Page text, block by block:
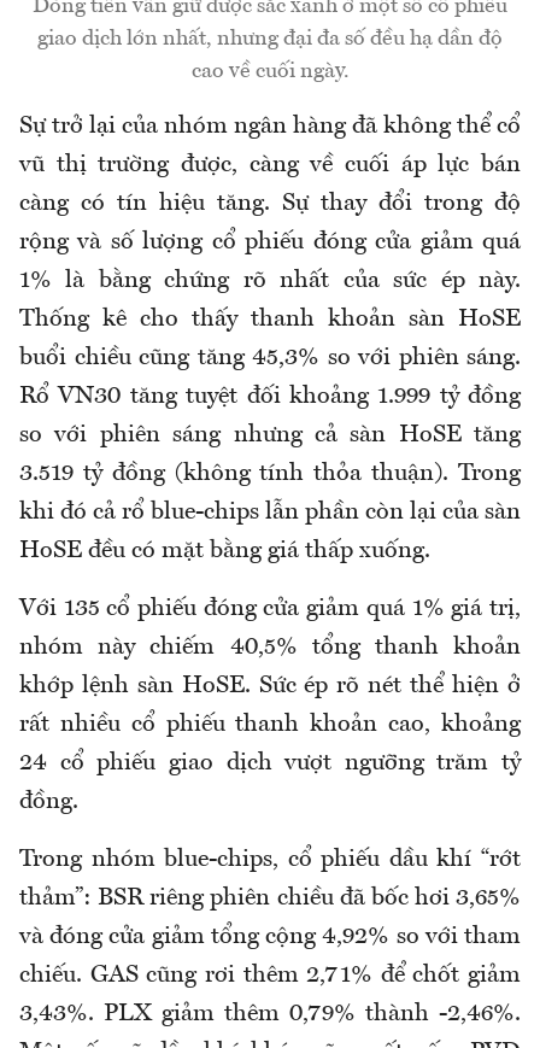
Dòng tiền vẫn giữ được sắc xanh ở một số cổ phiếu
giao dịch lớn nhất, nhưng đại đa số đều hạ dần độ
cao về cuối ngày.
Sự trở lại của nhóm ngân hàng đã không thể cổ
vũ thị trường được, càng về cuối áp lực bán
càng có tín hiệu tăng. Sự thay đổi trong độ
rộng và số lượng cổ phiếu đóng cửa giảm quá
1% là bằng chứng rõ nhất của sức ép này.
Thống kê cho thấy thanh khoản sàn HoSE
buổi chiều cũng tăng 45,3% so với phiên sáng.
Rổ VN30 tăng tuyệt đối khoảng 1.999 tỷ đồng
so với phiên sáng nhưng cả sàn HoSE tăng
3.519 tỷ đồng (không tính thỏa thuận). Trong
khi đó cả rổ blue-chips lẫn phần còn lại của sàn
HoSE đều có mặt bằng giá thấp xuống.
Với 135 cổ phiếu đóng cửa giảm quá 1% giá trị,
nhóm này chiếm 40,5% tổng thanh khoản
khớp lệnh sàn HoSE. Sức ép rõ nét thể hiện ở
rất nhiều cổ phiếu thanh khoản cao, khoảng
24 cổ phiếu giao dịch vượt ngưỡng trăm tỷ
đồng.
Trong nhóm blue-chips, cổ phiếu dầu khí “rớt
thảm”: BSR riêng phiên chiều đã bốc hơi 3,65%
và đóng cửa giảm tổng cộng 4,92% so với tham
chiếu. GAS cũng rơi thêm 2,71% để chốt giảm
3,43%. PLX giảm thêm 0,79% thành -2,46%.